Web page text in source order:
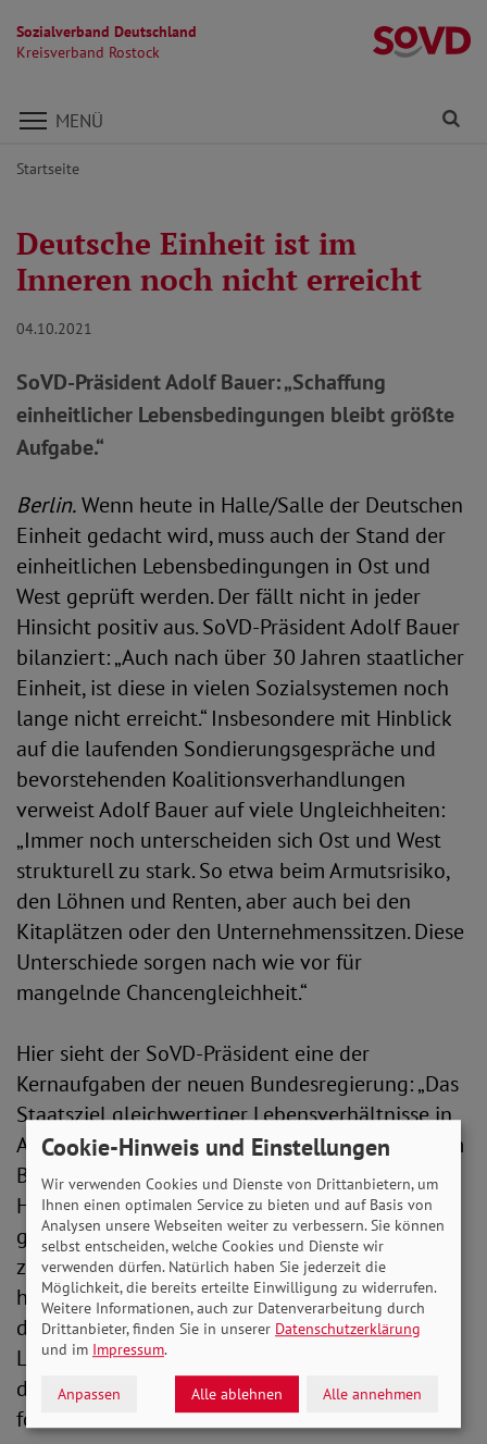
Sozialverband Deutschland
Kreisverband Rostock
Direkt zu den Inhalten springen
MENÜ
Startseite
Deutsche Einheit ist im
Inneren noch nicht erreicht
04.10.2021
SoVD-Präsident Adolf Bauer: „Schaffung
einheitlicher Lebensbedingungen bleibt größte
Aufgabe.“
Berlin.Wenn heute in Halle/Salle der Deutschen
Einheit gedacht wird, muss auch der Stand der
einheitlichen Lebensbedingungen in Ost und
West geprüft werden. Der fällt nicht in jeder
Hinsicht positiv aus. SoVD-Präsident Adolf Bauer
bilanziert: „Auch nach über 30 Jahren staatlicher
Einheit, ist diese in vielen Sozialsystemen noch
lange nicht erreicht.“ Insbesondere mit Hinblick
auf die laufenden Sondierungsgespräche und
bevorstehenden Koalitionsverhandlungen
verweist Adolf Bauer auf viele Ungleichheiten:
„Immer noch unterscheiden sich Ost und West
strukturell zu stark. So etwa beim Armutsrisiko,
den Löhnen und Renten, aber auch bei den
Kitaplätzen oder den Unternehmenssitzen. Diese
Unterschiede sorgen nach wie vor für
mangelnde Chancengleichheit.“
Hier sieht der SoVD-Präsident eine der
Kernaufgaben der neuen Bundesregierung: „Das
Staatsziel gleichwertiger Lebensverhältnisse in
Artikel 72 des Grundgesetzes darf nicht aus dem
Blick verloren werden. Unabhängig von der
Herkunft, müssen alle Bürgerinnen und Bürger
gleiche - und damit einheitliche - Möglichkeiten
zur individuellen und sozialen Entwicklung
haben. Aufgabe der Politik ist es, 31 Jahre nach
der Deutschen Einheit endlich für gleichwertige
Lebensverhältnisse zu sorgen. Denn das wahrt
den sozialen Frieden und beugt dem
fortschreitenden Extremismus vor.“
Cookie-Hinweis und Einstellungen
Wir verwenden Cookies und Dienste von Drittanbietern, um
Ihnen einen optimalen Service zu bieten und auf Basis von
Analysen unsere Webseiten weiter zu verbessern. Sie können
selbst entscheiden, welche Cookies und Dienste wir
verwenden dürfen. Natürlich haben Sie jederzeit die
Möglichkeit, die bereits erteilte Einwilligung zu widerrufen.
Weitere Informationen, auch zur Datenverarbeitung durch
Drittanbieter, finden Sie in unserer Datenschutzerklärung
und im Impressum.
Anpassen Alle ablehnen Alle annehmen